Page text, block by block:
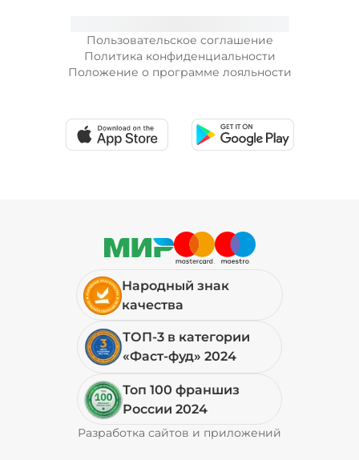
Пользовательское соглашение
Политика конфиденциальности
Положение о программе лояльности
Народный знак
качества
ТОП-3 в категории
«Фаст-фуд» 2024
Топ 100 франшиз
России 2024
Разработка сайтов и приложений
Pyrobyte